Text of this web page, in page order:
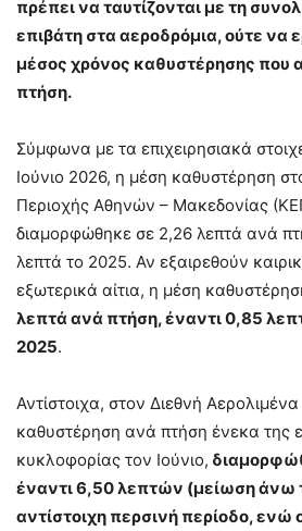
πρέπει να ταυτίζονται με τη
επιβάτη στα αεροδρόμια, ούτε να
μέσος χρόνος καθυστέρησης που
πτήση.
Σύμφωνα με τα επιχειρησιακά
Ιούνιο 2026, η μέση καθυστέρηση
Περιοχής Αθηνών – Μακεδονίας
διαμορφώθηκε σε 2,26 λεπτά ανά
λεπτά το 2025. Αν εξαιρεθούν
εξωτερικά αίτια, η μέση
λεπτά ανά πτήση, έναντι 0,85
2025.
Αντίστοιχα, στον Διεθνή
καθυστέρηση ανά πτήση ένεκα της
κυκλοφορίας τον Ιούνιο,
έναντι 6,50 λεπτών (μείωση άνω
αντίστοιχη περσινή περίοδο, ενώ